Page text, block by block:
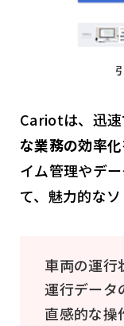
Cariotは、迅速
な業務の効率化
イム管理やデ
て、魅力的なソ
車両の運行
運行データ
直感的な操